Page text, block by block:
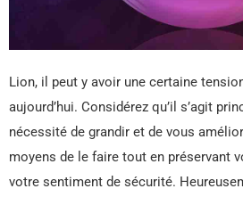
Lion, il peut y avoir une certaine
aujourd’hui. Considérez qu’il s’agit
nécessité de grandir et de vous
moyens de le faire tout en préservant
votre sentiment de sécurité.